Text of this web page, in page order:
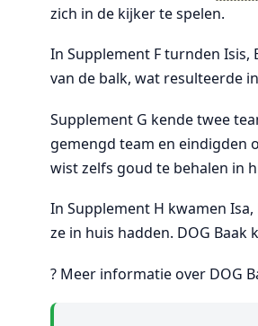
zich in de kijker te spelen.
In Supplement F turnden Isis,
van de balk, wat resulteerde
Supplement G kende twee
gemengd team en eindigden
wist zelfs goud te behalen in
In Supplement H kwamen
ze in huis hadden. DOG
? Meer informatie over DOG